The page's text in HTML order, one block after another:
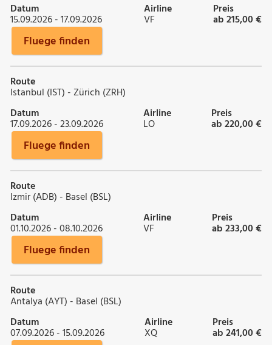
Datum
15.09.2026 - 17.09.2026
Airline
VF
Preis
ab 215,00 €
Fluege finden
Route
Istanbul (IST) - Zürich (ZRH)
Datum
17.09.2026 - 23.09.2026
Airline
LO
Preis
ab 220,00 €
Fluege finden
Route
Izmir (ADB) - Basel (BSL)
Datum
01.10.2026 - 08.10.2026
Airline
VF
Preis
ab 233,00 €
Fluege finden
Route
Antalya (AYT) - Basel (BSL)
Datum
07.09.2026 - 15.09.2026
Airline
XQ
Preis
ab 241,00 €